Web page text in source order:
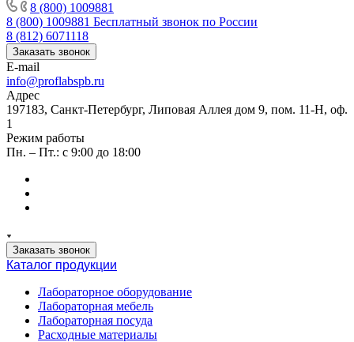
8 (800) 1009881
8 (800) 1009881 Бесплатный звонок по России
8 (812) 6071118
Заказать звонок
E-mail
info@proflabspb.ru
Адрес
197183, Санкт-Петербург, Липовая Аллея дом 9, пом. 11-Н, оф.
1
Режим работы
Пн. – Пт.: с 9:00 до 18:00
Заказать звонок
Каталог продукции
Лабораторное оборудование
Лабораторная мебель
Лабораторная посуда
Расходные материалы